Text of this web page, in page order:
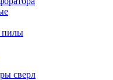
пилы
сверл